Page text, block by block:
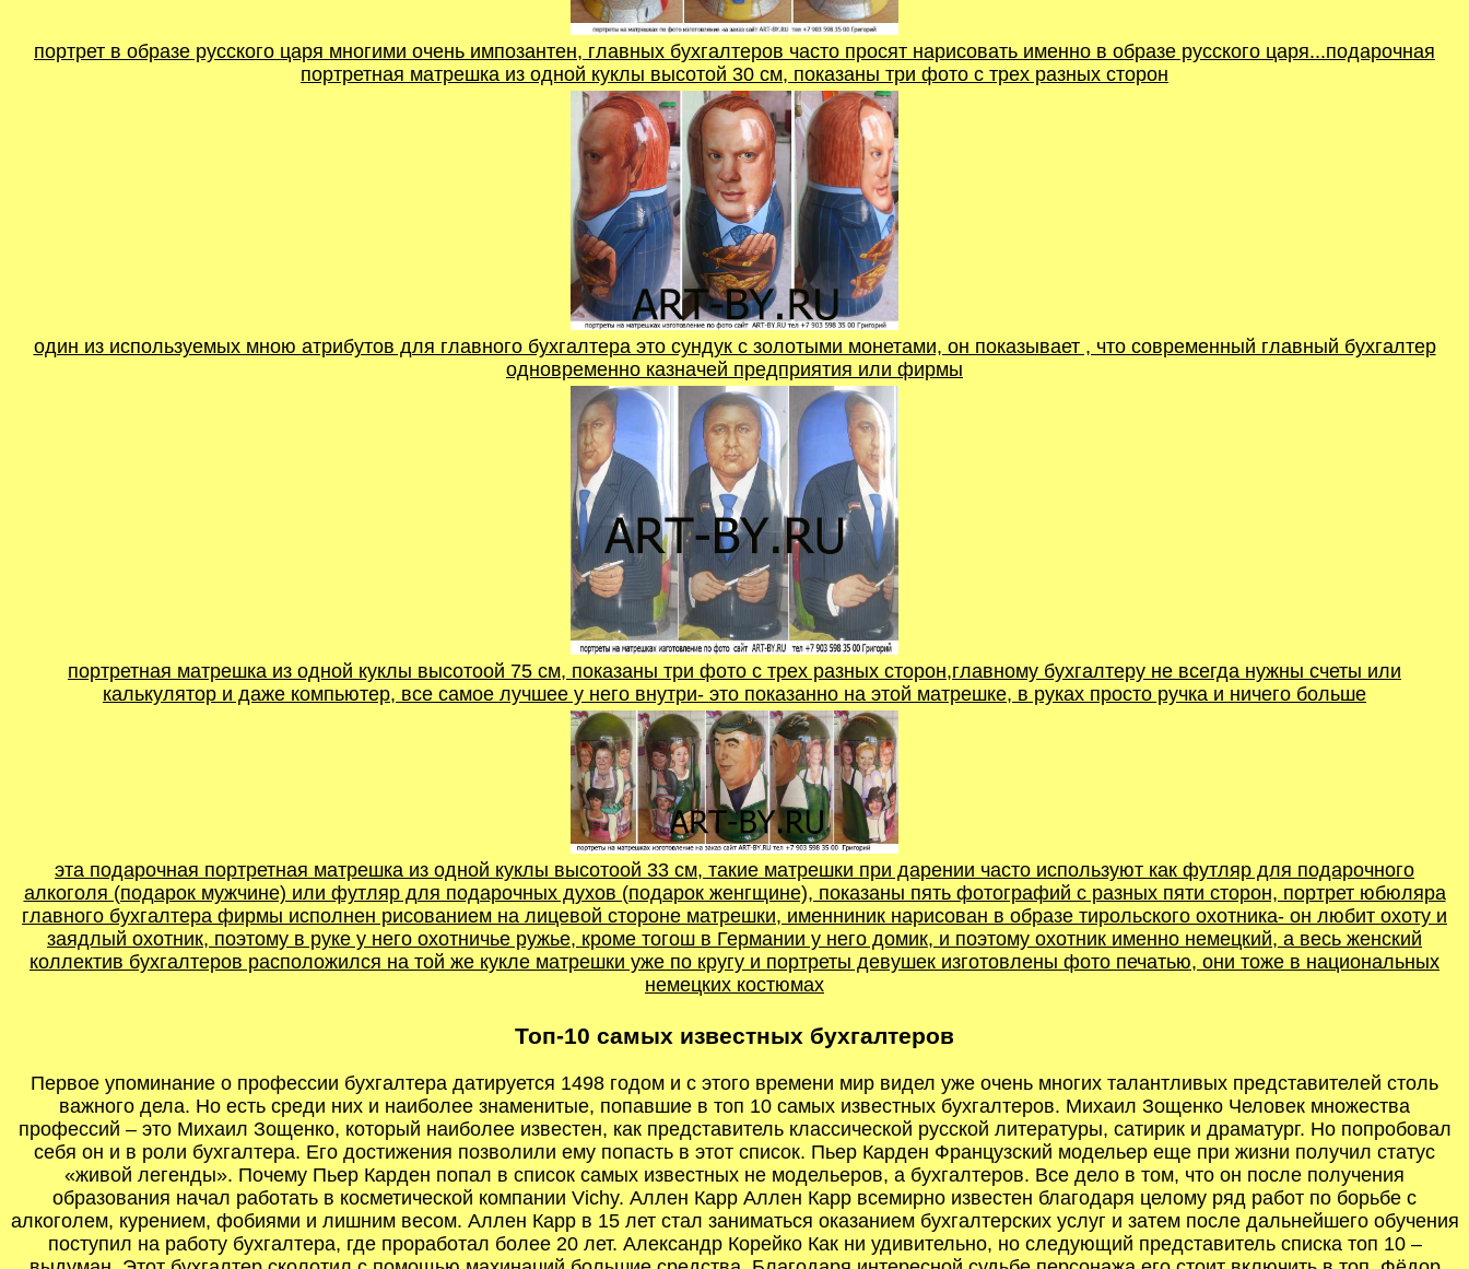
портрет в образе русского царя многими очень импозантен, главных бухгалтеров часто просят нарисовать именно в образе русского царя...подарочная
портретная матрешка из одной куклы высотой 30 см, показаны три фото с трех разных сторон
один из используемых мною атрибутов для главного бухгалтера это сундук с золотыми монетами, он показывает , что современный главный бухгалтер
одновременно казначей предприятия или фирмы
портретная матрешка из одной куклы высотоой 75 см, показаны три фото с трех разных сторон,главному бухгалтеру не всегда нужны счеты или
калькулятор и даже компьютер, все самое лучшее у него внутри- это показанно на этой матрешке, в руках просто ручка и ничего больше
эта подарочная портретная матрешка из одной куклы высотоой 33 см, такие матрешки при дарении часто используют как футляр для подарочного
алкоголя (подарок мужчине) или футляр для подарочных духов (подарок женгщине), показаны пять фотографий с разных пяти сторон, портрет юбюляра
главного бухгалтера фирмы исполнен рисованием на лицевой стороне матрешки, именниник нарисован в образе тирольского охотника- он любит охоту и
заядлый охотник, поэтому в руке у него охотничье ружье, кроме тогош в Германии у него домик, и поэтому охотник именно немецкий, а весь женский
коллектив бухгалтеров расположился на той же кукле матрешки уже по кругу и портреты девушек изготовлены фото печатью, они тоже в национальных
немецких костюмах
Топ-10 самых известных бухгалтеров
Первое упоминание о профессии бухгалтера датируется 1498 годом и с этого времени мир видел уже очень многих талантливых представителей столь
важного дела. Но есть среди них и наиболее знаменитые, попавшие в топ 10 самых известных бухгалтеров. Михаил Зощенко Человек множества
профессий – это Михаил Зощенко, который наиболее известен, как представитель классической русской литературы, сатирик и драматург. Но попробовал
себя он и в роли бухгалтера. Его достижения позволили ему попасть в этот список. Пьер Карден Французский модельер еще при жизни получил статус
«живой легенды». Почему Пьер Карден попал в список самых известных не модельеров, а бухгалтеров. Все дело в том, что он после получения
образования начал работать в косметической компании Vichy. Аллен Карр Аллен Карр всемирно известен благодаря целому ряд работ по борьбе с
алкоголем, курением, фобиями и лишним весом. Аллен Карр в 15 лет стал заниматься оказанием бухгалтерских услуг и затем после дальнейшего обучения
поступил на работу бухгалтера, где проработал более 20 лет. Александр Корейко Как ни удивительно, но следующий представитель списка топ 10 –